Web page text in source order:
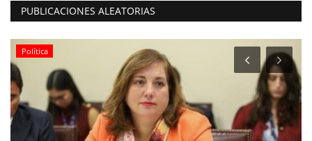
PUBLICACIONES ALEATORIAS
Política